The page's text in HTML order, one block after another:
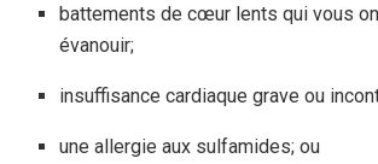
battements de cœur lents qui vous
évanouir;
insuffisance cardiaque grave ou
une allergie aux sulfamides; ou